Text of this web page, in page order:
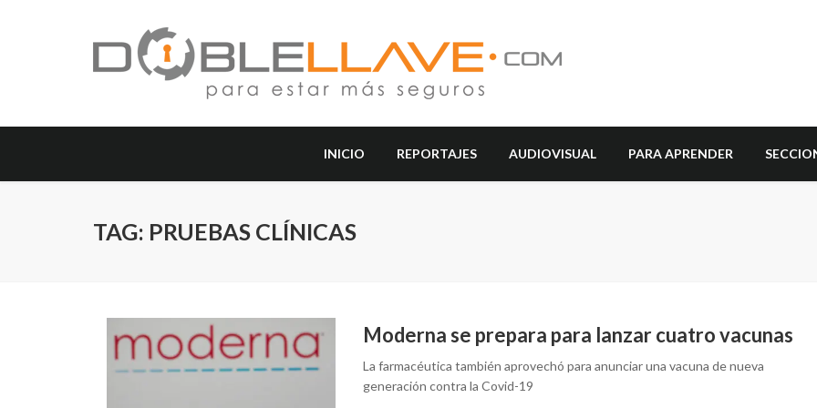
INICIO REPORTAJES AUDIOVISUAL PARA APRENDER
TAG: PRUEBAS CLÍNICAS
Moderna se prepara para lanzar cuatro vacunas
La farmacéutica también aprovechó para anunciar una vacuna de nueva
generación contra la Covid-19